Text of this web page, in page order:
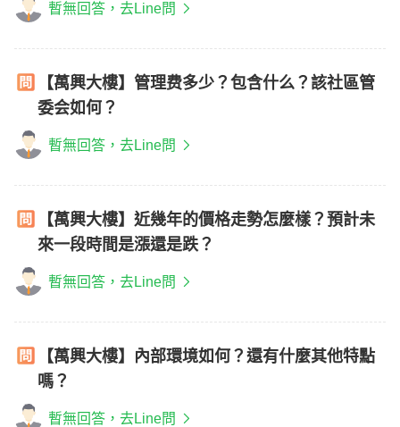
暫無回答，去Line問
【萬興大樓】管理费多少？包含什么？該社區管
委会如何？
暫無回答，去Line問
【萬興大樓】近幾年的價格走勢怎麼樣？預計未
來一段時間是漲還是跌？
暫無回答，去Line問
【萬興大樓】內部環境如何？還有什麼其他特點
嗎？
暫無回答，去Line問